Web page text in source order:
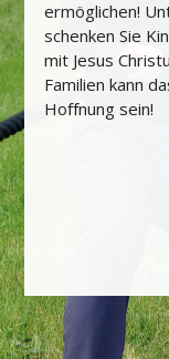
ermöglichen!
schenken Sie
mit Jesus
Familien kann
Hoﬀnung sein!